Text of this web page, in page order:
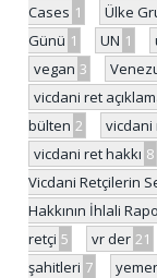
Cases 1 Ülke
Günü 1 UN 1
vegan 3
vicdani ret
bülten 2 vicdani
vicdani ret hakkı 8
Vicdani Retçilerin
Hakkının İhlali
retçi 5 vr der 21
şahitleri 7